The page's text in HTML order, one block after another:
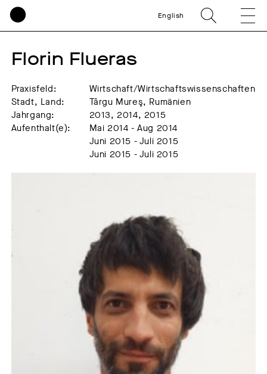
English
Florin Flueras
Praxisfeld:
Wirtschaft/Wirtschaftswissenschaften
Stadt, Land:
Târgu Mureş, Rumänien
Jahrgang:
2013, 2014, 2015
Aufenthalt(e):
Mai 2014 - Aug 2014
Juni 2015 - Juli 2015
Juni 2015 - Juli 2015